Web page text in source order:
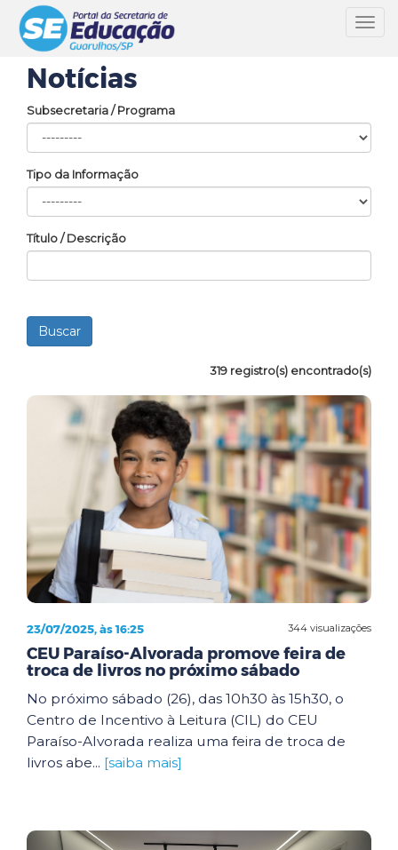
Notícias
Subsecretaria / Programa
Tipo da Informação
Título / Descrição
319 registro(s) encontrado(s)
344 visualizações
23/07/2025, às 16:25
CEU Paraíso-Alvorada promove feira de
troca de livros no próximo sábado
No próximo sábado (26), das 10h30 às 15h30, o
Centro de Incentivo à Leitura (CIL) do CEU
Paraíso-Alvorada realiza uma feira de troca de
livros abe... [saiba mais]